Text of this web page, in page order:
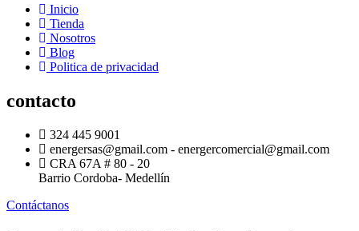
Inicio
Tienda
Nosotros
Blog
Politica de privacidad
contacto
324 445 9001
energersas@gmail.com - energercomercial@gmail.com
CRA 67A # 80 - 20
Barrio Cordoba- Medellín
Contáctanos